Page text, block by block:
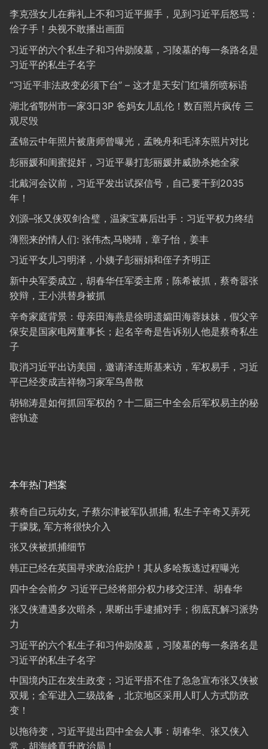
李克强女儿在葬礼上不和习近平握手，见到习近平后怒骂：
侩子手！央视不敢播出画面
习近平的六个私生子和习仲勋陵墓，习陵墓的每一条路名是
习近平的私生子名字
“习近平非法政变必须下台” – 这才是天安门红墙所喷标语
湖北省鄂州市一家3口3P 爸妈女儿乱伦！数百照片疯传 三
观尽毁
孟锦云中年照片被唐师曾曝光，孟晚舟和毛泽东照片对比
彭丽媛和闺蜜捉奸，习近平暴打彭丽媛并威胁杀她全家
北戴河会议前，习近平发出试探信号，自己要干到2035
年！
刘源–张又侠双剑合璧，温家宝幕后出手：习近平权力终结
薄熙来的情人们: 张伟杰,马晓晴，章子怡，姜丰
习近平女儿习明泽，小姨子彭丽娟和侄子齐明正
新中央军委成立，胡春华任军委主席；陈希被抓，蔡奇嚣张
狡辩，王小洪替身被抓
辛奇家庭背景：母亲田海燕是徐明遗孀田海蓉妹妹，假父辛
保安是国家电网董事长；起名辛奇是告诉别人他是蔡奇私生
子
取消习近平出访美国，邀请泽连斯基来访，军权易手，习近
平已经变成吉祥物习家军鸟兽散
胡锦涛是如何抓回军权的？十二届三中全会后军权易主的秘
密轨迹
本年热门档案
蔡奇自己玩幼女, 子蔡尔津被军队抓捕, 私生子辛奇又弄死
于朦胧, 军方将很快介入
张又侠被抓捕细节
韩正已经在英国寻求政治庇护！其从多哈叛逃过程曝光
四中全会前夕 习近平已经将部分权力移交汪洋、胡春华
张又侠遭遇多次暗杀，果断出手逮捕对手；彻底瓦解习派势
力
习近平的六个私生子和习仲勋陵墓，习陵墓的每一条路名是
习近平的私生子名字
中国境内正在发生政变；习近平捂不住了急急宣布张又侠被
双规；全军进入二级战备，北京地区采用人盯人方式防政
变！
以拖待变，习近平提出四中全会人事：胡春华、张又侠入
常，胡海峰直升政治局！